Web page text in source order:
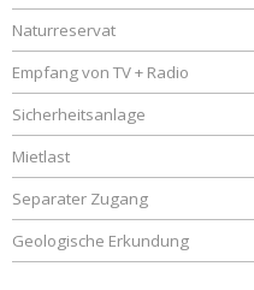
Naturreservat
Empfang von TV + Radio
Sicherheitsanlage
Mietlast
Separater Zugang
Geologische Erkundung